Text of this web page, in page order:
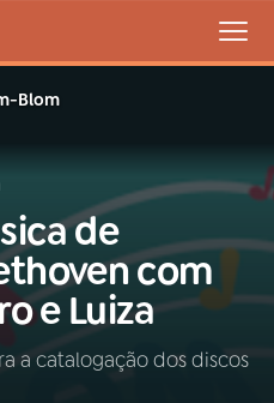
AO VIVO
Blom
de
com
e Luiza
a catalogação dos discos